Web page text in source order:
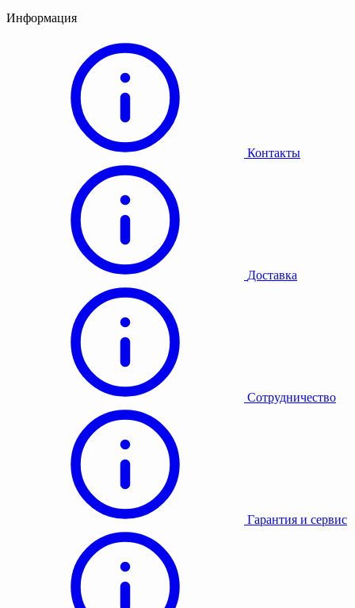
Информация
Контакты
Доставка
Сотрудничество
Гарантия и сервис